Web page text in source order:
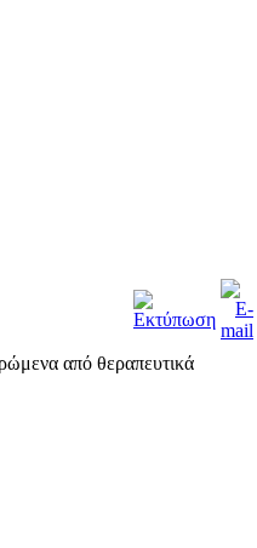
από θεραπευτικά